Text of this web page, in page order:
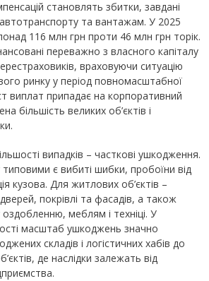
становлять збитки, завдані
та вантажам. У 2025
116 млн грн проти 46 млн грн торік.
переважно з власного капіталу
враховуючи ситуацію
ринку у період повномасштабної
виплат припадає на корпоративний
більшість великих об’єктів і
випадків – часткові ушкодження.
є вибиті шибки, пробоїни від
кузова. Для житлових об’єктів –
покрівлі та фасадів, а також
меблям і техніці. У
масштаб ушкоджень значно
складів і логістичних хабів до
де наслідки залежать від